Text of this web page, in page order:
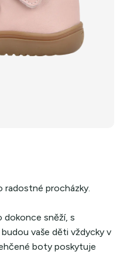
procházky.
dokonce sněží, s
vaše děti vždycky v
boty poskytuje